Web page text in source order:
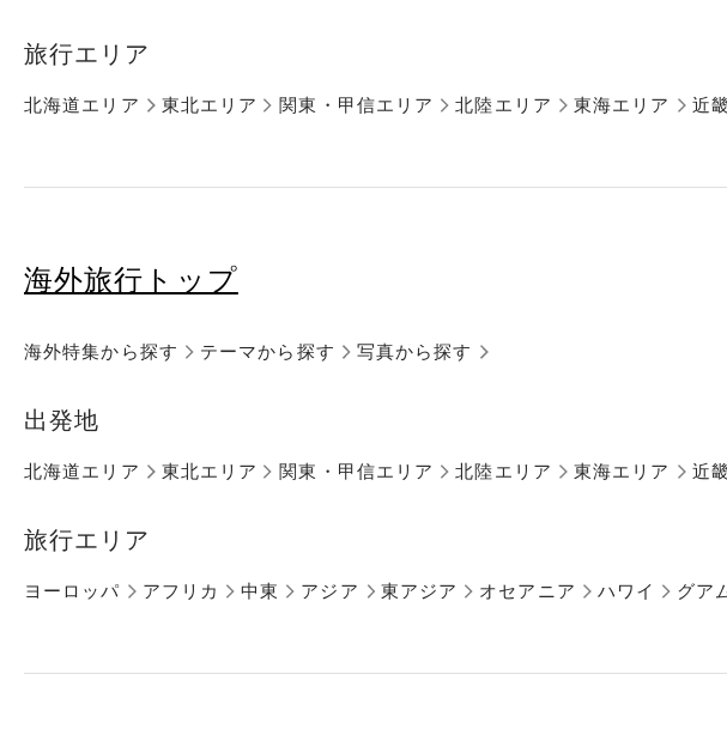
旅行エリア
北海道エリア 東北エリア 関東・甲信エリア 北陸エリア 東海エリア 近
海外旅行トップ
海外特集から探す テーマから探す 写真から探す
出発地
北海道エリア 東北エリア 関東・甲信エリア 北陸エリア 東海エリア 近
旅行エリア
ヨーロッパ アフリカ 中東 アジア 東アジア オセアニア ハワイ グア